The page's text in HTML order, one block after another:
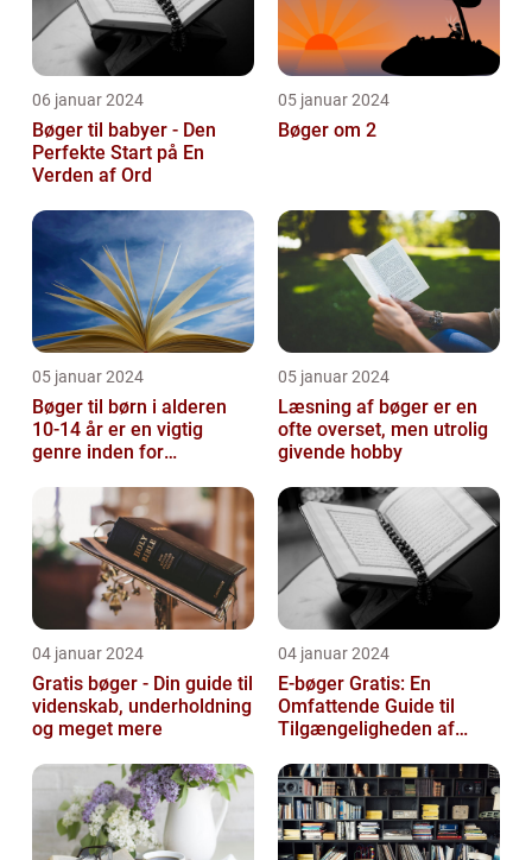
06 januar 2024
Bøger til babyer - Den
Perfekte Start på En
Verden af Ord
05 januar 2024
Bøger om 2
05 januar 2024
Bøger til børn i alderen
10-14 år er en vigtig
genre inden for
afgørend...
05 januar 2024
Læsning af bøger er en
ofte overset, men utrolig
givende hobby
04 januar 2024
Gratis bøger - Din guide til
videnskab, underholdning
og meget mere
04 januar 2024
E-bøger Gratis: En
Omfattende Guide til
Tilgængeligheden af